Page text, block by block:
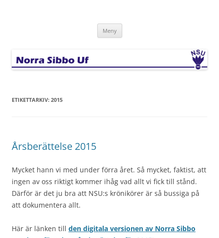
Meny
ETIKETTARKIV: 2015
Årsberättelse 2015
Mycket hann vi med under förra året. Så mycket, faktist, att
ingen av oss riktigt kommer ihåg vad allt vi fick till stånd.
Därför är det ju bra att NSU:s krönikörer är så bussiga på
att dokumentera allt.
Här är länken till den digitala versionen av Norra Sibbo